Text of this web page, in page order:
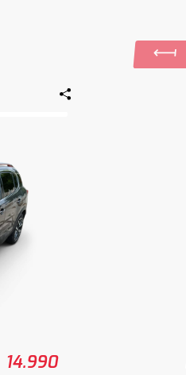
14.990